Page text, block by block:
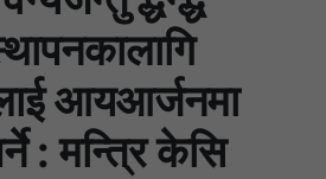
आयआर्जनमा
: मन्त्रि केसि